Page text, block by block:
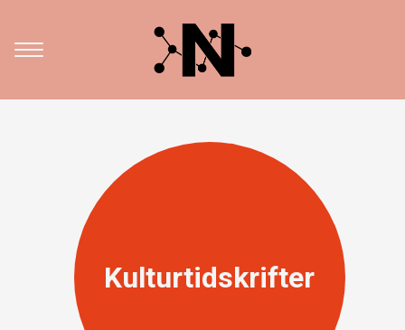
Kulturtidskrifter